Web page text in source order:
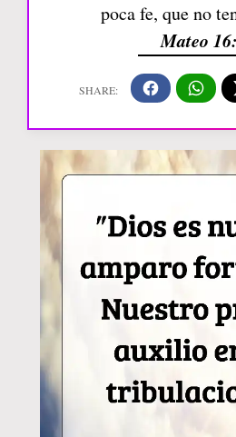
poca fe, que no
Mateo